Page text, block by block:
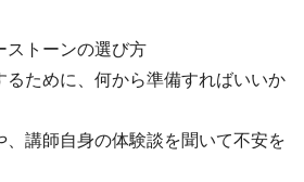
ストーンの選び方
るために、何から準備すればいいか
、講師自身の体験談を聞いて不安を